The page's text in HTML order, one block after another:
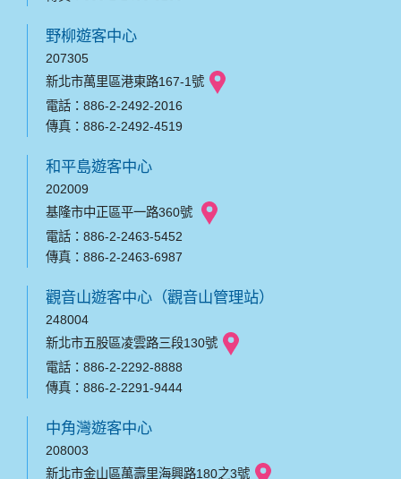
野柳遊客中心
207305
新北市萬里區港東路167-1號
電話：886-2-2492-2016
傳真：886-2-2492-4519
和平島遊客中心
202009
基隆市中正區平一路360號
電話：886-2-2463-5452
傳真：886-2-2463-6987
觀音山遊客中心（觀音山管理站）
248004
新北市五股區凌雲路三段130號
電話：886-2-2292-8888
傳真：886-2-2291-9444
中角灣遊客中心
208003
新北市金山區萬壽里海興路180之3號